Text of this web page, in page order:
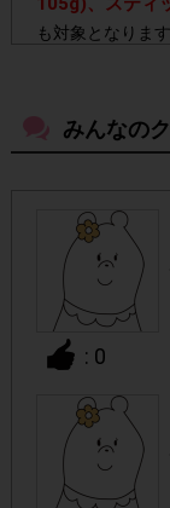
も対象となります
・現在掲載中の
いる方はご参加
・店舗によって
ださい。
・参加(申し込
上限に達しても
・他サイトのテ
回の参加とさせ
・悪質な投稿が
みんなの
: 0